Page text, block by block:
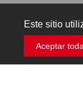
Este sitio
Aceptar